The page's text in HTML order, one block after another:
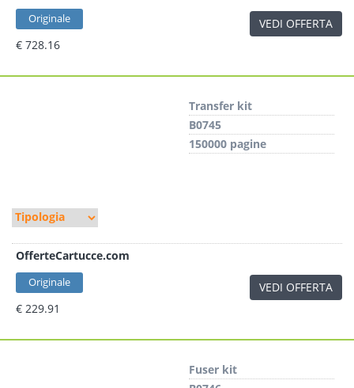
Originale
€ 728.16
VEDI OFFERTA
Transfer kit
B0745
150000 pagine
OfferteCartucce.com
Originale
€ 229.91
VEDI OFFERTA
Fuser kit